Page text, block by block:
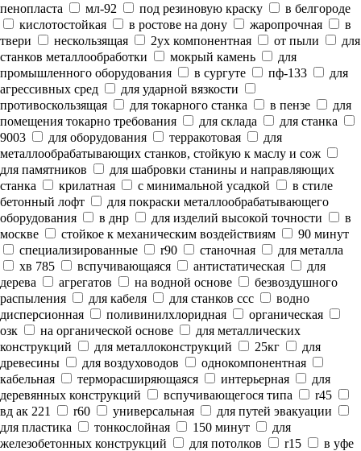
пенопласта
мл-92 под резиновую краску
в белгороде
кислотостойкая
в ростове на дону жаропрочная
в
твери
нескользящая 2ух компонентная от пыли
для
станков металлообработки
мокрый камень
для
промышленного оборудования
в сургуте пф-133
для
агрессивных сред
для ударной вязкости
противоскользящая
для токарного станка в пензе
для
помещения токарно требования
для склада
для станка
9003
для оборудования терракотовая
для
металлообрабатывающих станков, стойкую к маслу и сож
для памятников
для шабровки станины и направляющих
станка
крилатная с минимальной усадкой
в стиле
бетонный лофт
для покраски металлообрабатывающего
оборудования
в днр для изделий высокой точности
в
москве
стойкое к механическим воздействиям
90 минут
специализированные
r90 станочная
для металла
хв 785
вспучивающаяся антистатическая
для
дерева
агрегатов на водной основе
безвоздушного
распыления
для кабеля для станков ссс
водно
дисперсионная
поливинилхлоридная
органическая
озк
на органической основе
для металлических
конструкций
для металлоконструкций 25кг
для
древесины
для воздуховодов
однокомпонентная
кабельная
терморасширяющаяся интерьерная
для
деревянных конструкций
вспучивающегося типа
r45
вд ак 221
r60 универсальная
для путей эвакуации
для пластика
тонкослойная 150 минут
для
железобетонных конструкций
для потолков r15
в уфе